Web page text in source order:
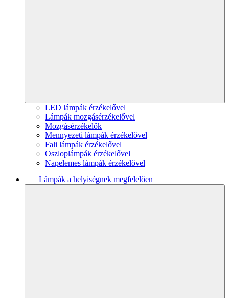
LED lámpák érzékelővel
Lámpák mozgásérzékelővel
Mozgásérzékelők
Mennyezeti lámpák érzékelővel
Fali lámpák érzékelővel
Oszloplámpák érzékelővel
Napelemes lámpák érzékelővel
Lámpák a helyiségnek megfelelően